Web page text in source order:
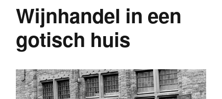
Wijnhandel in een
gotisch huis